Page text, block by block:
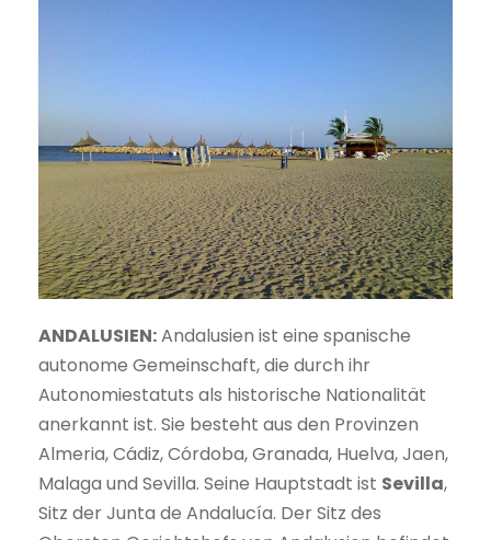
ANDALUSIEN:Andalusien ist eine spanische
autonome Gemeinschaft, die durch ihr
Autonomiestatuts als historische Nationalität
anerkannt ist. Sie besteht aus den Provinzen
Almeria, Cádiz, Córdoba, Granada, Huelva, Jaen,
Malaga und Sevilla. Seine Hauptstadt ist Sevilla,
Sitz der Junta de Andalucía. Der Sitz des